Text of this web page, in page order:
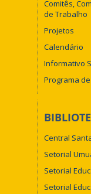
Comitês,
de Trabalho
Projetos
Calendário
Informativo
Programa
Central
Setorial
Setorial
Setorial